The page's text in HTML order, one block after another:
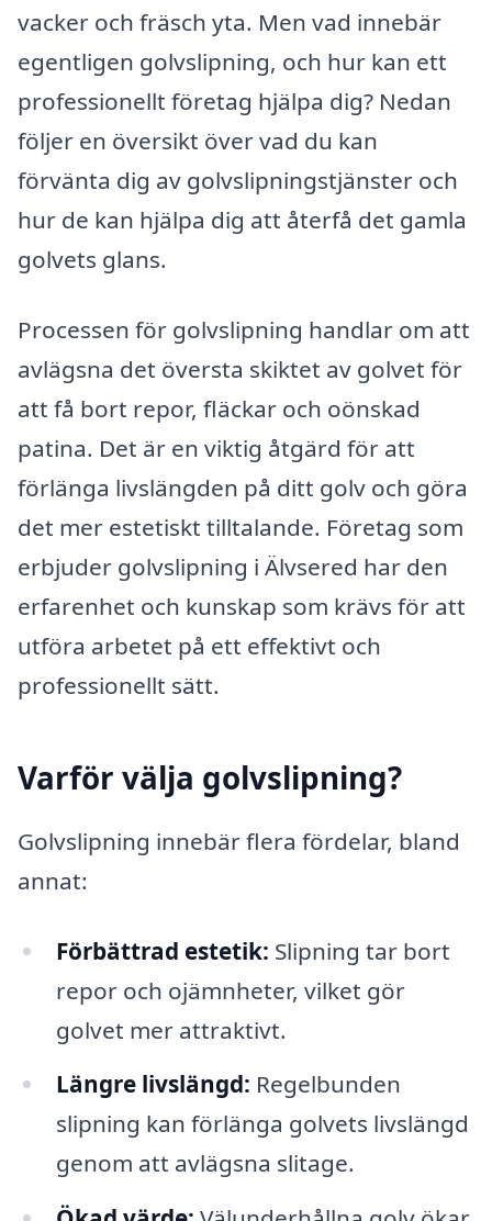
vacker och fräsch yta. Men vad innebär
egentligen golvslipning, och hur kan ett
professionellt företag hjälpa dig? Nedan
följer en översikt över vad du kan
förvänta dig av golvslipningstjänster och
hur de kan hjälpa dig att återfå det gamla
golvets glans.
Processen för golvslipning handlar om att
avlägsna det översta skiktet av golvet för
att få bort repor, fläckar och oönskad
patina. Det är en viktig åtgärd för att
förlänga livslängden på ditt golv och göra
det mer estetiskt tilltalande. Företag som
erbjuder golvslipning i Älvsered har den
erfarenhet och kunskap som krävs för att
utföra arbetet på ett effektivt och
professionellt sätt.
Varför välja golvslipning?
Golvslipning innebär flera fördelar, bland
annat:
Förbättrad estetik: Slipning tar bort
repor och ojämnheter, vilket gör
golvet mer attraktivt.
Längre livslängd: Regelbunden
slipning kan förlänga golvets livslängd
genom att avlägsna slitage.